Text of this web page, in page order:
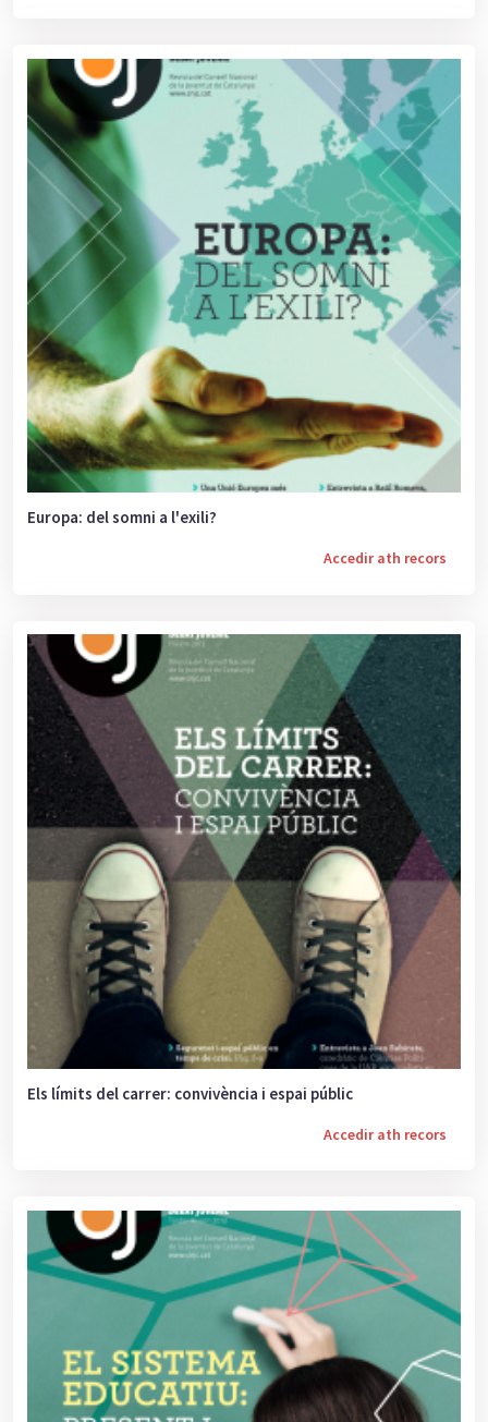
Europa: del somni a l'exili?
Accedir ath recors
Els límits del carrer: convivència i espai públic
Accedir ath recors